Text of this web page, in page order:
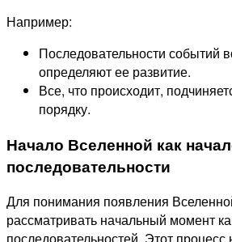
Например:
Последовательности событий
определяют ее развитие.
Все, что происходит,
порядку.
Начало Вселенной как
последовательности
Для понимания появления
рассматривать начальный момент